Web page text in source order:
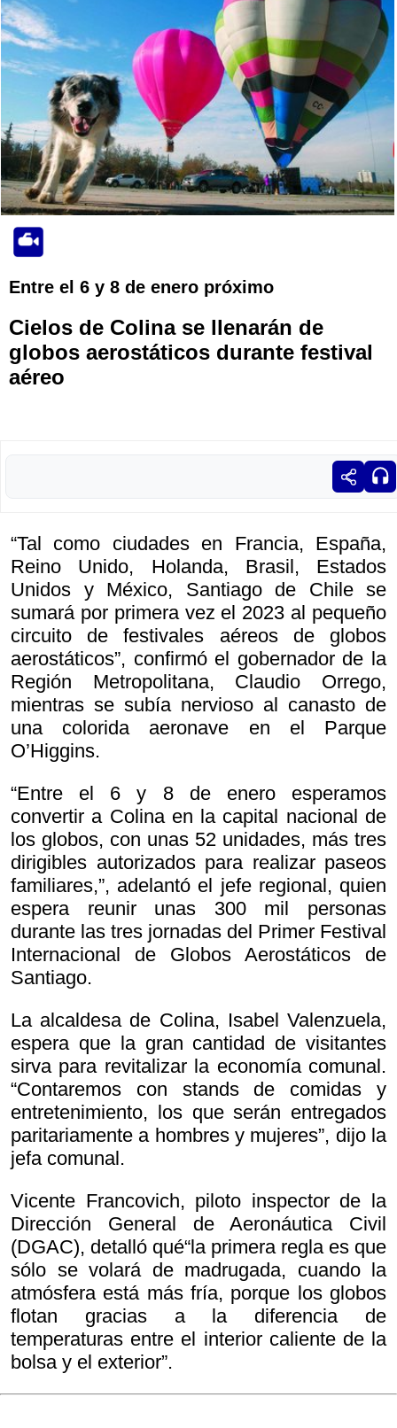
Entre el 6 y 8 de enero próximo
Cielos de Colina se llenarán de
globos aerostáticos durante festival
aéreo
“Tal como ciudades en Francia, España,
Reino Unido, Holanda, Brasil, Estados
Unidos y México, Santiago de Chile se
sumará por primera vez el 2023 al pequeño
circuito de festivales aéreos de globos
aerostáticos”, confirmó el gobernador de la
Región Metropolitana, Claudio Orrego,
mientras se subía nervioso al canasto de
una colorida aeronave en el Parque
O’Higgins.
“Entre el 6 y 8 de enero esperamos
convertir a Colina en la capital nacional de
los globos, con unas 52 unidades, más tres
dirigibles autorizados para realizar paseos
familiares,”, adelantó el jefe regional, quien
espera reunir unas 300 mil personas
durante las tres jornadas del Primer Festival
Internacional de Globos Aerostáticos de
Santiago.
La alcaldesa de Colina, Isabel Valenzuela,
espera que la gran cantidad de visitantes
sirva para revitalizar la economía comunal.
“Contaremos con stands de comidas y
entretenimiento, los que serán entregados
paritariamente a hombres y mujeres”, dijo la
jefa comunal.
Vicente Francovich, piloto inspector de la
Dirección General de Aeronáutica Civil
(DGAC), detalló qué“la primera regla es que
sólo se volará de madrugada, cuando la
atmósfera está más fría, porque los globos
flotan gracias a la diferencia de
temperaturas entre el interior caliente de la
bolsa y el exterior”.